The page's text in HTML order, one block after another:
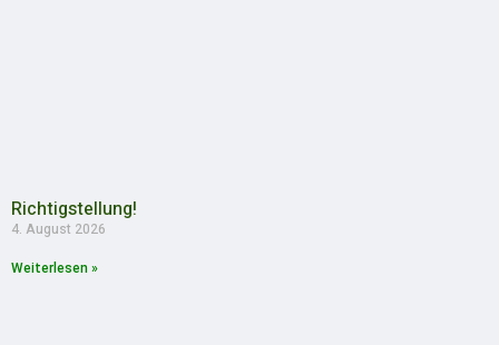
Richtigstellung!
4. August 2026
Weiterlesen »